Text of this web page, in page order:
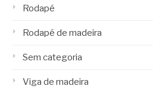
Rodapé
Rodapé de madeira
Sem categoria
Viga de madeira